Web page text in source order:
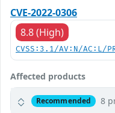
CVE-2022-0306
8.8 (High)
CVSS:3.1/AV:N/AC:L/
Affected products
Recommended 8